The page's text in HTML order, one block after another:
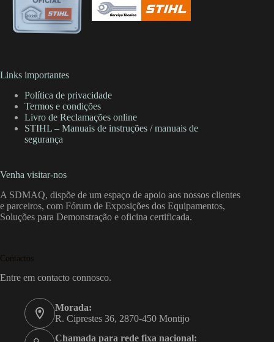
Links importantes
Política de privacidade
Termos e condições
Livro de Reclamações online
STIHL – Manuais de instruções / manuais de
segurança
Venha visitar-nos
A SDMAQ, dispõe de um espaço de apoio aos nossos clientes
e parceiros, com Fórum de Exposições dos Equipamentos,
Soluções para Demonstração e oficina certificada.
Contactos
Entre em contacto connosco.
Morada:
R. Ciprestes 36, 2870-450 Montijo
Chamada para rede fixa nacional: